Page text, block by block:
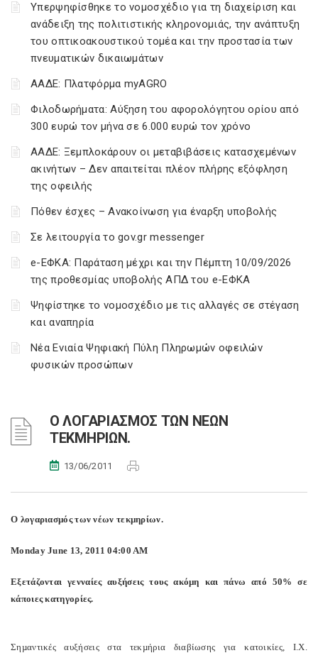
Υπερψηφίσθηκε το νομοσχέδιο για τη διαχείριση και
ανάδειξη της πολιτιστικής κληρονομιάς, την ανάπτυξη
του οπτικοακουστικού τομέα και την προστασία των
πνευματικών δικαιωμάτων
ΑΑΔΕ: Πλατφόρμα myAGRO
Φιλοδωρήματα: Αύξηση του αφορολόγητου ορίου από
300 ευρώ τον μήνα σε 6.000 ευρώ τον χρόνο
ΑΑΔΕ: Ξεμπλοκάρουν οι μεταβιβάσεις κατασχεμένων
ακινήτων – Δεν απαιτείται πλέον πλήρης εξόφληση
της οφειλής
Πόθεν έσχες – Ανακοίνωση για έναρξη υποβολής
Σε λειτουργία το gov.gr messenger
e-ΕΦΚΑ: Παράταση μέχρι και την Πέμπτη 10/09/2026
της προθεσμίας υποβολής ΑΠΔ του e-ΕΦΚΑ
Ψηφίστηκε το νομοσχέδιο με τις αλλαγές σε στέγαση
και αναπηρία
Νέα Ενιαία Ψηφιακή Πύλη Πληρωμών οφειλών
φυσικών προσώπων
Ο ΛΟΓΑΡΙΑΣMΟΣ ΤΩΝ ΝΕΩΝ
ΤΕΚMΗΡΙΩΝ.
13/06/2011
Ο λογαριασµός των νέων τεκµηρίων.
Monday June 13, 2011 04:00 AM
Εξετάζονται γενναίες αυξήσεις τους ακόµη και πάνω από 50% σε
κάποιες κατηγορίες.
Σηµαντικές αυξήσεις στα τεκµήρια διαβίωσης για κατοικίες, Ι.Χ.